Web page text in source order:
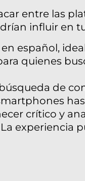
entre las
influir en
español,
quienes
de
crítico y
experiencia